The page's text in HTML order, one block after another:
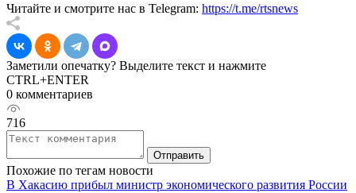
Читайте и смотрите нас в Telegram: https://t.me/rtsnews
Заметили опечатку? Выделите текст и нажмите
CTRL+ENTER
0 комментариев
716
Отправить
Похожие по тегам новости
В Хакасию прибыл министр экономического развития России